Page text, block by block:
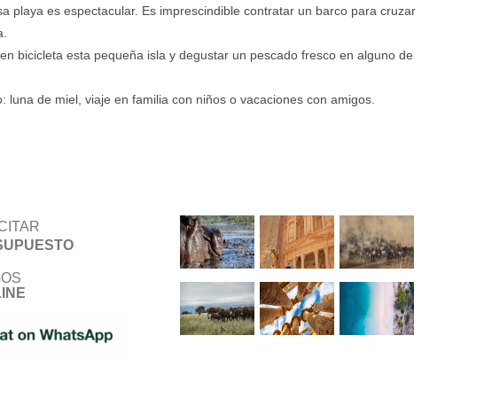
playa es espectacular. Es imprescindible contratar un barco para cruzar
bicicleta esta pequeña isla y degustar un pescado fresco en alguno de
de miel, viaje en familia con niños o vacaciones con amigos.